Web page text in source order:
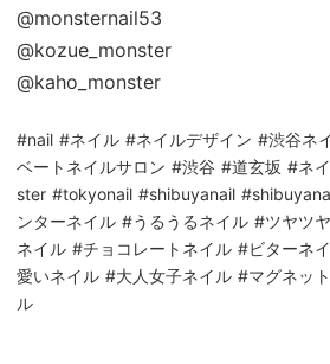
@monsternail53
@kozue_monster
@kaho_monster
#nail #ネイル #ネイルデザイン #渋谷ネ
ベートネイルサロン #渋谷 #道玄坂 #ネ
ster #tokyonail #shibuyanail
ンターネイル #うるうるネイル #ツヤツ
ネイル #チョコレートネイル #ビターネ
愛いネイル #大人女子ネイル #マグネッ
ル